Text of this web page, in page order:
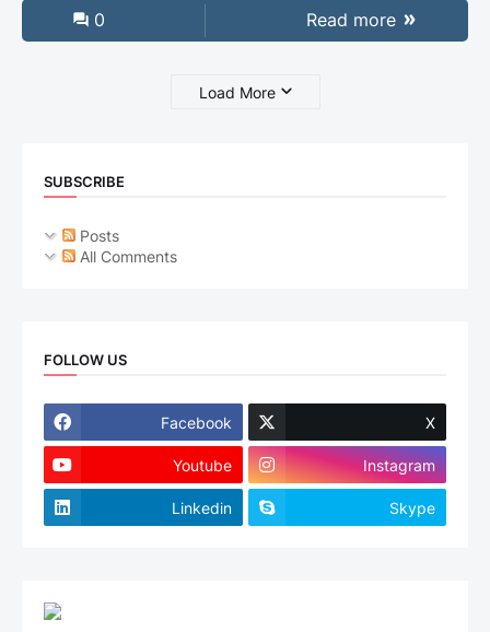
0 Read more
Load More
SUBSCRIBE
Posts
All Comments
FOLLOW US
Facebook X
Youtube Instagram
Linkedin Skype